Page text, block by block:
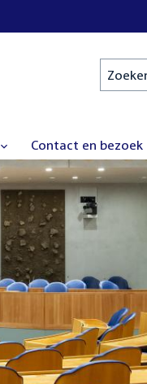
Zoeken
Contact en bezoek